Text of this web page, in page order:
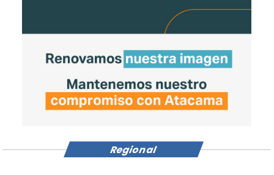
Regional